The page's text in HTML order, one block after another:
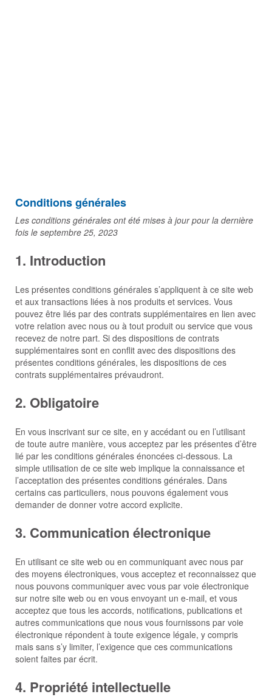
Conditions générales
Les conditions générales ont été mises à jour pour la dernière
fois le septembre 25, 2023
1. Introduction
Les présentes conditions générales s’appliquent à ce site web
et aux transactions liées à nos produits et services. Vous
pouvez être liés par des contrats supplémentaires en lien avec
votre relation avec nous ou à tout produit ou service que vous
recevez de notre part. Si des dispositions de contrats
supplémentaires sont en conflit avec des dispositions des
présentes conditions générales, les dispositions de ces
contrats supplémentaires prévaudront.
2. Obligatoire
En vous inscrivant sur ce site, en y accédant ou en l’utilisant
de toute autre manière, vous acceptez par les présentes d’être
lié par les conditions générales énoncées ci-dessous. La
simple utilisation de ce site web implique la connaissance et
l’acceptation des présentes conditions générales. Dans
certains cas particuliers, nous pouvons également vous
demander de donner votre accord explicite.
3. Communication électronique
En utilisant ce site web ou en communiquant avec nous par
des moyens électroniques, vous acceptez et reconnaissez que
nous pouvons communiquer avec vous par voie électronique
sur notre site web ou en vous envoyant un e-mail, et vous
acceptez que tous les accords, notifications, publications et
autres communications que nous vous fournissons par voie
électronique répondent à toute exigence légale, y compris
mais sans s’y limiter, l’exigence que ces communications
soient faites par écrit.
4. Propriété intellectuelle